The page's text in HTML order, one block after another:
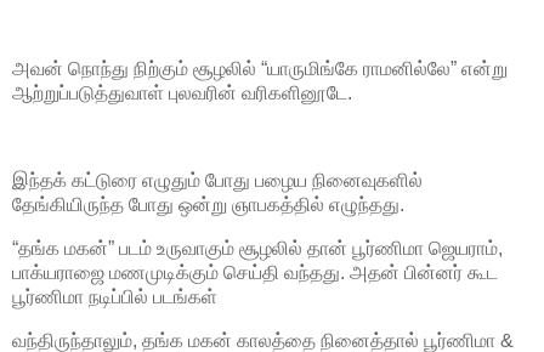
அவன் நொந்து நிற்கும் சூழலில் “யாருமிங்கே ராமனில்லே” என்று
ஆற்றுப்படுத்துவாள் புலவரின் வரிகளினூடே.
இந்தக் கட்டுரை எழுதும் போது பழைய நினைவுகளில்
தேங்கியிருந்த போது ஒன்று ஞாபகத்தில் எழுந்தது.
“தங்க மகன்” படம் உருவாகும் சூழலில் தான் பூர்ணிமா ஜெயராம்,
பாக்யராஜை மணமுடிக்கும் செய்தி வந்தது. அதன் பின்னர் கூட
பூர்ணிமா நடிப்பில் படங்கள்
வந்திருந்தாலும், தங்க மகன் காலத்தை நினைத்தால் பூர்ணிமா &